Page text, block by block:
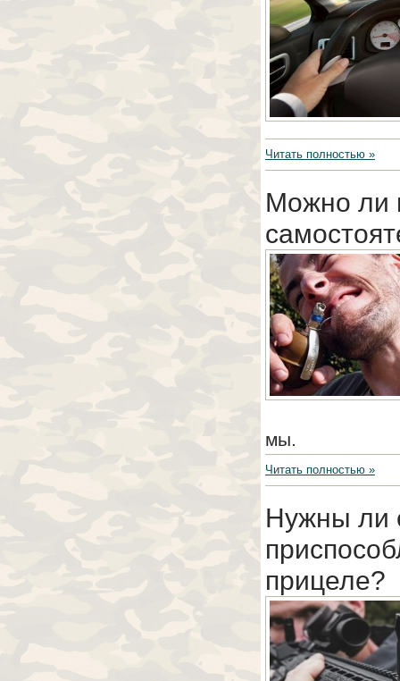
Читать полностью »
Можно ли
мы.
Читать полностью »
Нужны ли
прицеле?